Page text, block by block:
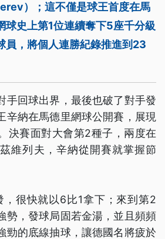
）；這不僅是球王首度在馬
球史上第1位連續奪下5座千分級
員，將個人連勝紀錄推進到23
手回球出界，最後也破了對手發
辛納在馬德里網球公開賽，展現
決賽面對大會第2種子，兩度在
維列夫，辛納從開賽就掌握節
，很快就以6比1拿下；來到第2
勢，發球局固若金湯，並且頻頻
勁的底線抽球，讓德國名將疲於